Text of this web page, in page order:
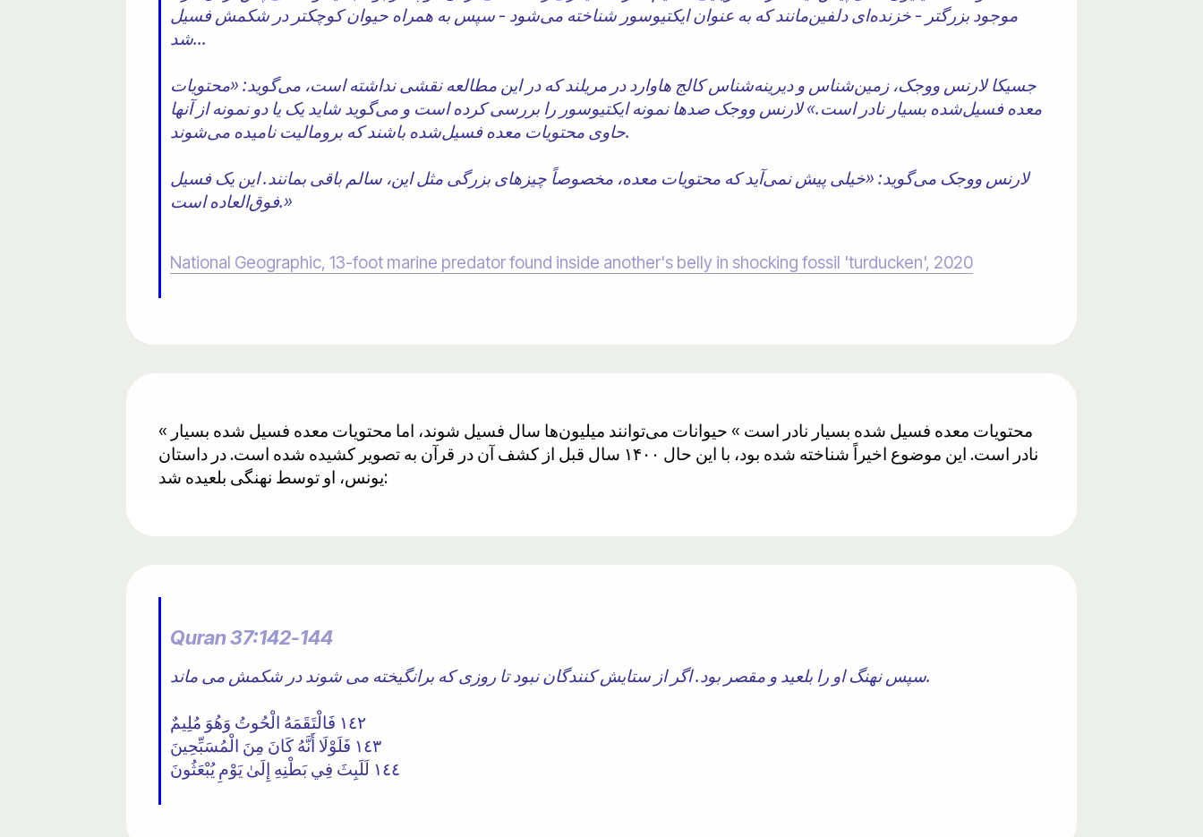
موجود بزرگتر - خزنده‌ای دلفین‌مانند که به عنوان ایکتیوسور شناخته می‌شود - سپس به همراه حیوان کوچکتر در شکمش فسیل
شد...
جسیکا لارنس ووجک، زمین‌شناس و دیرینه‌شناس کالج هاوارد در مریلند که در این مطالعه نقشی نداشته است، می‌گوید: «محتویات
معده فسیل‌شده بسیار نادر است.» لارنس ووجک صدها نمونه ایکتیوسور را بررسی کرده است و می‌گوید شاید یک یا دو نمونه از آنها
حاوی محتویات معده فسیل‌شده باشند که برومالیت نامیده می‌شوند.
لارنس ووجک می‌گوید: «خیلی پیش نمی‌آید که محتویات معده، مخصوصاً چیزهای بزرگی مثل این، سالم باقی بمانند. این یک فسیل
فوق‌العاده است.»
National Geographic, 13-foot marine predator found inside another's belly in shocking fossil 'turducken', 2020
« محتویات معده فسیل شده بسیار نادر است » حیوانات می‌توانند میلیون‌ها سال فسیل شوند، اما محتویات معده فسیل شده بسیار
نادر است. این موضوع اخیراً شناخته شده بود، با این حال ۱۴۰۰ سال قبل از کشف آن در قرآن به تصویر کشیده شده است. در داستان
یونس، او توسط نهنگی بلعیده شد:
Quran 37:142-144
سپس نهنگ او را بلعید و مقصر بود. اگر از ستایش کنندگان نبود تا روزی که برانگیخته می شوند در شکمش می ماند.
١٤٢ فَالْتَقَمَهُ الْحُوتُ وَهُوَ مُلِيمٌ
١٤٣ فَلَوْلَا أَنَّهُ كَانَ مِنَ الْمُسَبِّحِينَ
١٤٤ لَلَبِثَ فِي بَطْنِهِ إِلَىٰ يَوْمِ يُبْعَثُونَ